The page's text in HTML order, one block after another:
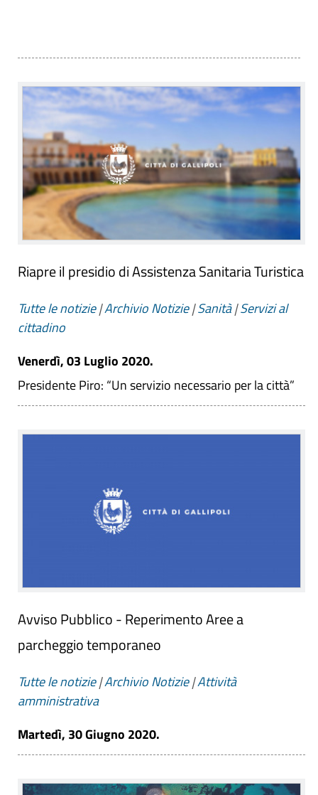
Riapre il presidio di Assistenza Sanitaria Turistica
Tutte le notizie|Archivio Notizie|Sanità|Servizi al
cittadino
Venerdì, 03 Luglio 2020.
Presidente Piro: “Un servizio necessario per la città”
Avviso Pubblico - Reperimento Aree a
parcheggio temporaneo
Tutte le notizie|Archivio Notizie|Attività
amministrativa
Martedì, 30 Giugno 2020.